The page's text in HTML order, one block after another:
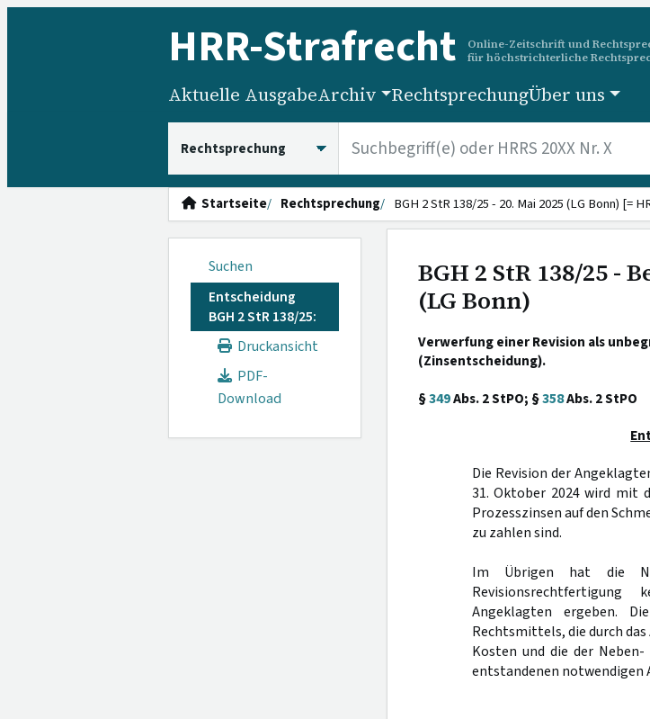
HRR-Strafrecht
Online-Zeitschrift und
für höchstrichterliche
Aktuelle AusgabeArchiv RechtsprechungÜber uns
Startseite Rechtsprechung BGH 2 StR 138/25 - 20. Mai 2025 (LG Bonn) [=
Suchen
Entscheidung
BGH 2 StR 138/25:
Druckansicht
PDF-
Download
BGH 2 StR 138/25 -
(LG Bonn)
Verwerfung einer Revision als
(Zinsentscheidung).
§349Abs. 2 StPO; §358Abs. 2 StPO
Die Revision der
31. Oktober 2024 wird mit
Prozesszinsen auf den
zu zahlen sind.
Im Übrigen hat die
Angeklagten ergeben.
Rechtsmittels, die durch
Kosten und die der
entstandenen notwendigen